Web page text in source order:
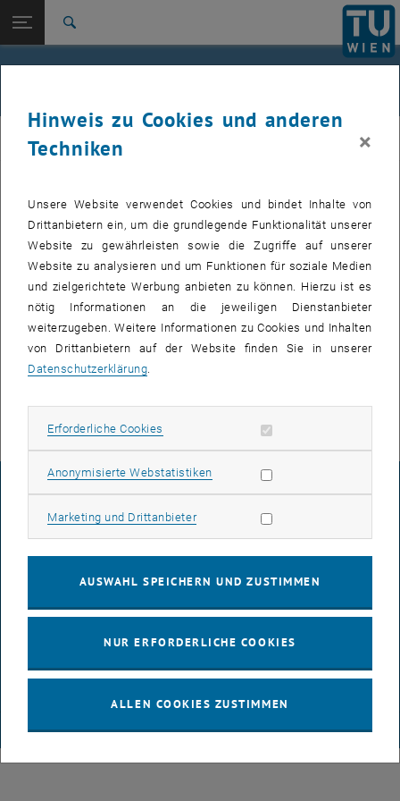
TU Login
Studium
International
Zur 1. Menü Ebene
femTUme
Zurück: Subseiten von femTUme auflisten
Zurück zur letzten Ebene:
femTUme
Jour fixe
femTUme
VERANSTALTUNGEN VOM 17. JULI 2026
Stammtisch 04.08.
04
AUG. 26
04 August 2026 bis
–
ANDERE tba, 1060 Wien
© TU Wien# 65814
IMPRESSUM
BARRIEREFREIHEITSERKLÄRUNG
DATENSCHUTZERKLÄRUNG (PDF)
COOKIEEINSTELLUNGEN
Hinweis zu Cookies und anderen
Techniken
×
Unsere Website verwendet Cookies und bindet Inhalte von
Drittanbietern ein, um die grundlegende Funktionalität unserer
Website zu gewährleisten sowie die Zugriffe auf unserer
Website zu analysieren und um Funktionen für soziale Medien
und zielgerichtete Werbung anbieten zu können. Hierzu ist es
nötig Informationen an die jeweiligen Dienstanbieter
weiterzugeben. Weitere Informationen zu Cookies und Inhalten
von Drittanbietern auf der Website finden Sie in unserer
Datenschutzerklärung.
Erforderliche Cookies Erforderliche Cookies zulassen
Anonymisierte WebstatistikenStatistik Cookies zulassen
Marketing und DrittanbieterMarketing Cookies zulassen
AUSWAHL SPEICHERN UND ZUSTIMMEN
NUR ERFORDERLICHE COOKIES
ALLEN COOKIES ZUSTIMMEN